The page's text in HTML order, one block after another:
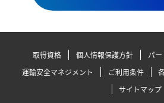
取得資格 個人情報保護方針
パ
運輸安全マネジメント
ご利用条件
サイトマップ